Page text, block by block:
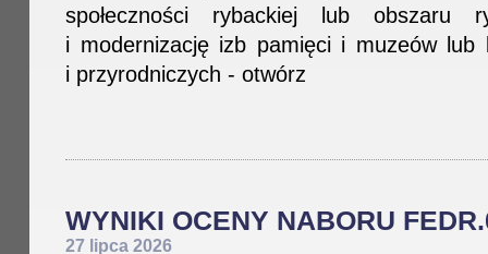
społeczności rybackiej lub obszaru
i modernizację izb pamięci i muzeów lub
i przyrodniczych - otwórz
WYNIKI OCENY NABORU
27 lipca 2026